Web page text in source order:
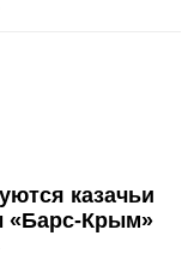
казачьи
«Барс-Крым»